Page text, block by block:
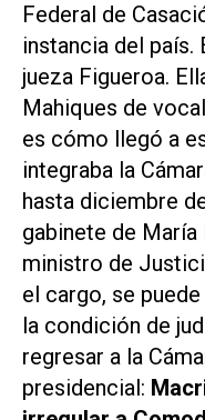
Federal de
instancia del país.
jueza Figueroa.
Mahiques de
es cómo llegó a
integraba la
hasta diciembre
gabinete de
ministro de
el cargo, se
la condición de
regresar a la
presidencial: